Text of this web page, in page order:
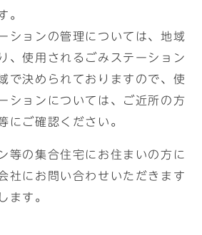
。
ションの管理については、地域
、使用されるごみステーション
で決められておりますので、使
ションについては、ご近所の方
にご確認ください。
等の集合住宅にお住まいの方に
社にお問い合わせいただきます
ます。